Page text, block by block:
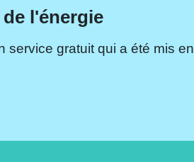
l'énergie
service gratuit qui a été mis